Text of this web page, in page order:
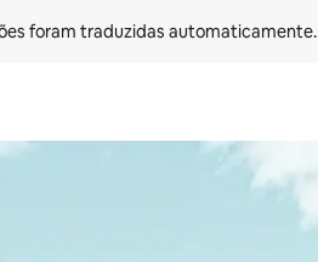
foram traduzidas automaticamente.